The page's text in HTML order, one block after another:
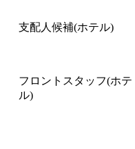
支配人候補(ホテル)
フロントスタッフ(ホテ
ル)